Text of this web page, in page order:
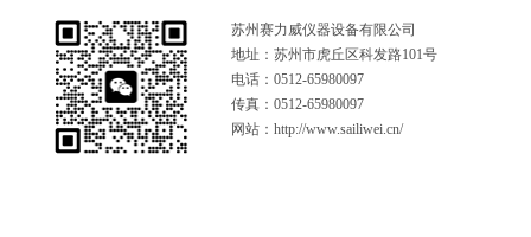
苏州赛力威仪器设备有限公司
地址：苏州市虎丘区科发路101号
电话：0512-65980097
传真：0512-65980097
网站：http://www.sailiwei.cn/